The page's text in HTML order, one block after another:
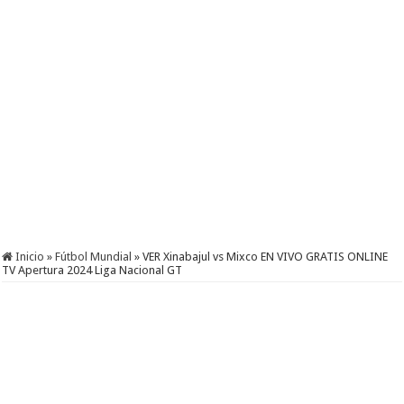
Inicio » Fútbol Mundial » VER Xinabajul vs Mixco EN VIVO GRATIS ONLINE
TV Apertura 2024 Liga Nacional GT